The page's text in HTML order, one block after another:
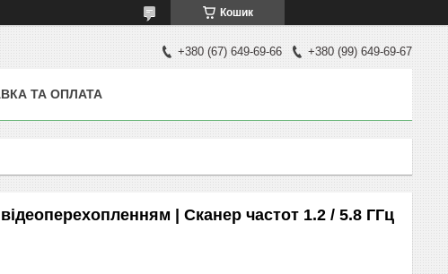
Кошик
+380 (67) 649-69-66 +380 (99) 649-69-67
ТА ОПЛАТА
| Сканер частот 1.2 / 5.8 ГГц